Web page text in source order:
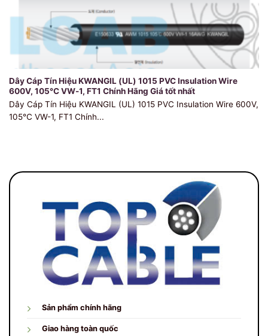
Sản phẩm chính hãng
Giao hàng toàn quốc
Dây Cáp Tín Hiệu KWANGIL (UL) 1015 PVC Insulation Wire
600V, 105℃ VW-1, FT1 Chính Hãng Giá tốt nhất
Dây Cáp Tín Hiệu KWANGIL (UL) 1015 PVC Insulation Wire 600V,
105℃ VW-1, FT1 Chính...